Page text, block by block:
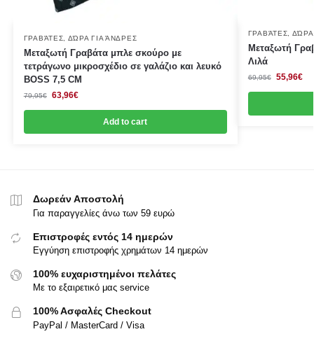
ΓΡΑΒΆΤΕΣ, ΔΏΡΑ ΓΙΑ ΆΝΔΡΕΣ
Μεταξωτή Γραβάτα μπλε σκούρο με
τετράγωνο μικροσχέδιο σε γαλάζιο και λευκό
BOSS 7,5 CΜ
79,95€ 63,96€
Add to cart
ΓΡΑΒΆΤΕΣ ΔΏΡΑ
Μεταξωτή
Λιλά
69,95€ 55,96€
Δωρεάν Αποστολή
Για παραγγελίες άνω των 59 ευρώ
Επιστροφές εντός 14 ημερών
Εγγύηση επιστροφής χρημάτων 14 ημερών
100% ευχαριστημένοι πελάτες
Με το εξαιρετικό μας service
100% Ασφαλές Checkout
PayPal / MasterCard / Visa